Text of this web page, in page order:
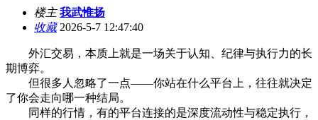
楼主 我武惟扬
收藏2026-5-7 12:47:40
外汇交易，本质上就是一场关于认知、纪律与执行力的长
期博弈。
但很多人忽略了一点——你站在什么平台上，往往就决定
了你会走向哪一种结局。
同样的行情，有的平台连接的是深度流动性与稳定执行，